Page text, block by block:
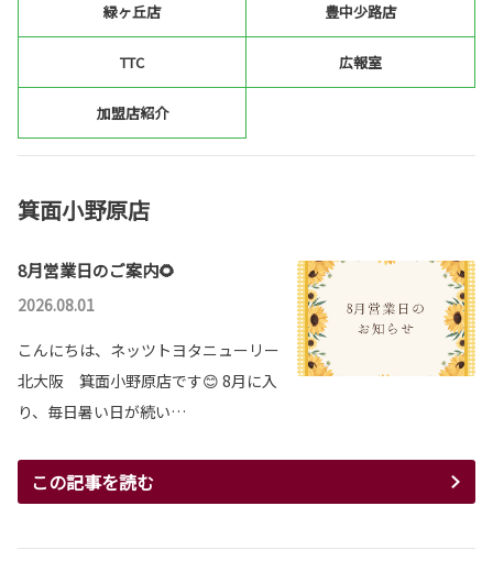
緑ヶ丘店 豊中少路店
TTC 広報室
加盟店紹介
箕面小野原店
8月営業日のご案内🌻
2026.08.01
こんにちは、ネッツトヨタニューリー
北大阪 箕面小野原店です😊 8月に入
り、毎日暑い日が続い…
この記事を読む